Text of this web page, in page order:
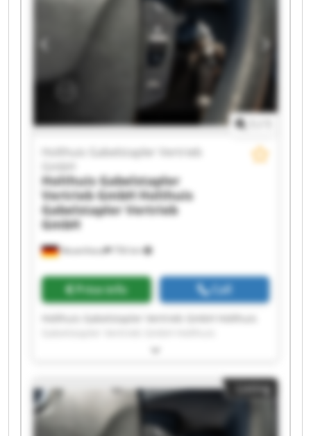
Neuenhaus 756 km
Holthuis Gabelstapler Vertrieb
Holthuis Gabelstapler
Vertrieb GmbHHolthuis
Gabelstapler Vertrieb
GmbH
Price info Call
Holthuis Gabelstapler Vertrieb GmbH Holthuis
Gabelstapler Vertrieb GmbH Holthuis
Gabelstapler Vertrieb GmbH Holthuis
Gabelstapler Vertrieb GmbH Holthuis
Gabelstapler Vertrieb GmbH Holthuis
Listing